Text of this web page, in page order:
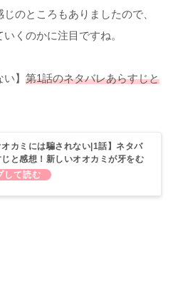
のところもありましたので、
くのかに注目ですね。
】 第1話のネタバレあらすじと
オカミには騙されない|1話】ネタバ
じと感想！新しいオオカミが牙をむ
も10人は恋をする（2021最新シー